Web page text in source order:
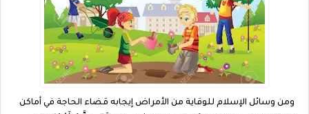
ومن وسائل الإسلام للوقاية من الأمراض إيجابه قضاء الحاجة في أماكن